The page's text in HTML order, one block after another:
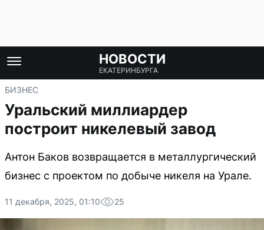
НОВОСТИ
ЕКАТЕРИНБУРГА
БИЗНЕС
Уральский миллиардер
построит никелевый завод
Антон Баков возвращается в металлургический
бизнес с проектом по добыче никеля на Урале.
11 декабря, 2025, 01:10 25